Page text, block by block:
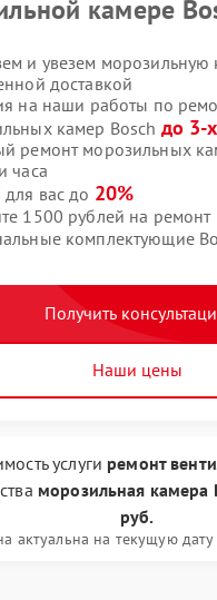
камере
и увезем морозильную
доставкой
на наши работы по
камер Bosch до 3-
ремонт морозильных
часа
вас до 20%
1500 рублей на ремонт
комплектующие
Получить
Наши цены
услуги ремонт
морозильная камера
руб.
актуальна на текущую